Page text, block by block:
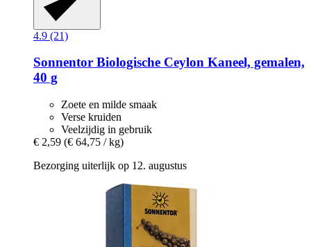
4.9 (21)
Sonnentor Biologische Ceylon Kaneel, gemalen,
40 g
Zoete en milde smaak
Verse kruiden
Veelzijdig in gebruik
€ 2,59 (€ 64,75 / kg)
Bezorging uiterlijk op 12. augustus